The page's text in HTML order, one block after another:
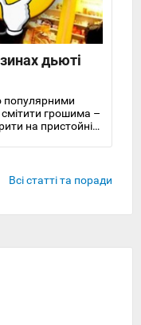
дьюті
популярними
смітити грошима –
на пристойні
Всі статті та поради